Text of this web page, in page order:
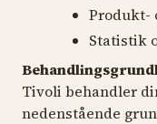
Produkt-
Statistik
Tivoli behandler
nedenstående